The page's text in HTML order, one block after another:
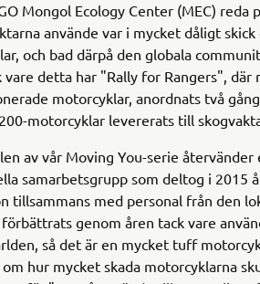
Mongol Ecology Center (MEC) reda
använde var i mycket dåligt
och bad därpå den globala
vare detta har "Rally for Rangers",
motorcyklar, anordnats två
motorcyklar levererats till
av vår Moving You-serie
samarbetsgrupp som deltog i 2015
tillsammans med personal från den
genom åren tack vare
så det är en mycket tuff
hur mycket skada motorcyklarna